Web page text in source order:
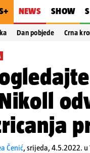
NEWS SHOW
Dan pobjede Crna
Čenić,srijeda, 4.5.2022. u